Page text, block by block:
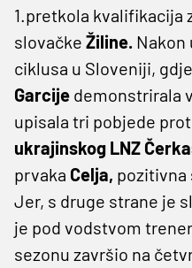
1.pretkola kvalifikacija
slovačke Žiline. Nakon
ciklusa u Sloveniji,
Garcije demonstrirala
upisala tri pobjede
ukrajinskog LNZ
prvaka Celja, pozitivna
Jer, s druge strane je
je pod vodstvom
sezonu završio na